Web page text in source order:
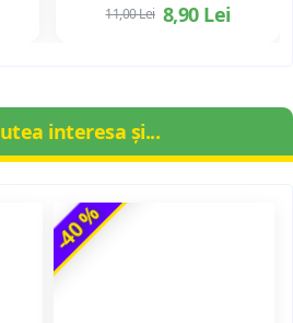
8,90 Lei
11,00 Lei
interesa și...
-40 %